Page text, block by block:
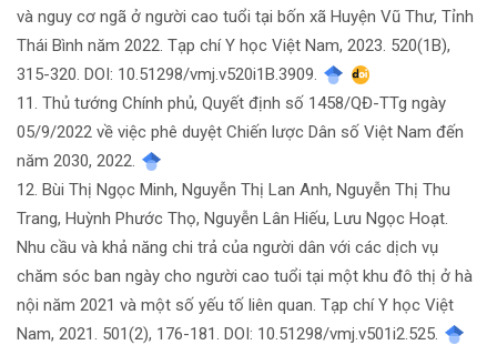
và nguy cơ ngã ở người cao tuổi tại bốn xã Huyện Vũ Thư, Tỉnh
Thái Bình năm 2022. Tạp chí Y học Việt Nam, 2023. 520(1B),
315-320. DOI: 10.51298/vmj.v520i1B.3909.
11. Thủ tướng Chính phủ, Quyết định số 1458/QĐ-TTg ngày
05/9/2022 về việc phê duyệt Chiến lược Dân số Việt Nam đến
năm 2030, 2022.
12. Bùi Thị Ngọc Minh, Nguyễn Thị Lan Anh, Nguyễn Thị Thu
Trang, Huỳnh Phước Thọ, Nguyễn Lân Hiếu, Lưu Ngọc Hoạt.
Nhu cầu và khả năng chi trả của người dân với các dịch vụ
chăm sóc ban ngày cho người cao tuổi tại một khu đô thị ở hà
nội năm 2021 và một số yếu tố liên quan. Tạp chí Y học Việt
Nam, 2021. 501(2), 176-181. DOI: 10.51298/vmj.v501i2.525.